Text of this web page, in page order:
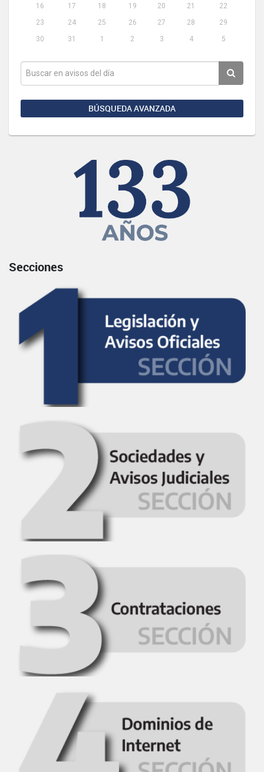
16
17 18 19 20 21
22
23
24 25 26 27 28
29
30
31 1 2 3 4 5
BÚSQUEDA AVANZADA
Secciones